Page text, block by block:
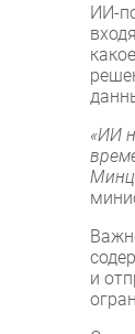
ИИ-
«ИИ
и